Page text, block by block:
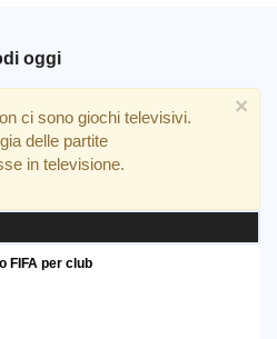
oggi
×
ci sono giochi televisivi.
delle partite
in televisione.
FIFA per club